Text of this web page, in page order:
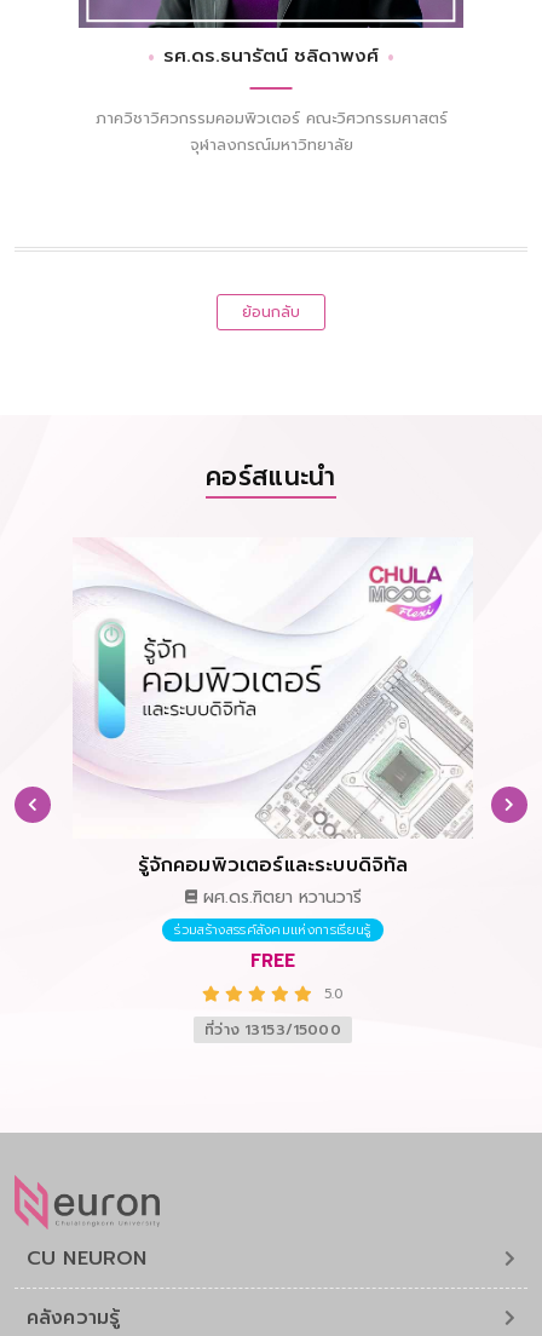
รศ.ดร.ธนารัตน์ ชลิดาพงศ์
ภาควิชาวิศวกรรมคอมพิวเตอร์ คณะวิศวกรรมศาสตร์
จุฬาลงกรณ์มหาวิทยาลัย
ย้อนกลับ
คอร์สแนะนำ
รู้จักคอมพิวเตอร์และระบบดิจิทัล
ผศ.ดร.ฑิตยา หวานวารี
ร่วมสร้างสรรค์สังคมแห่งการเรียนรู้
FREE
5.0
ที่ว่าง 13153/15000
CU NEURON
คลังความรู้